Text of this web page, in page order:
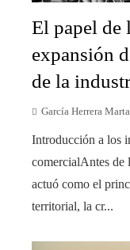
El papel de
expansión
de la
García Herrera Marta
Introducción a los
comercialAntes de
actuó como el
territorial, la cr...